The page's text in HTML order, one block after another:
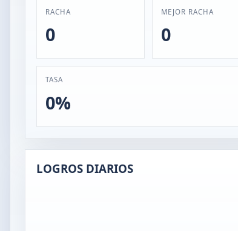
RACHA
0
MEJOR RACHA
0
TASA
0%
LOGROS DIARIOS